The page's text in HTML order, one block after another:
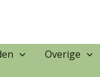
Overige